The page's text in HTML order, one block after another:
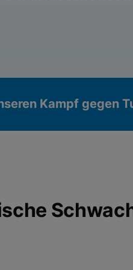
Kampf gegen